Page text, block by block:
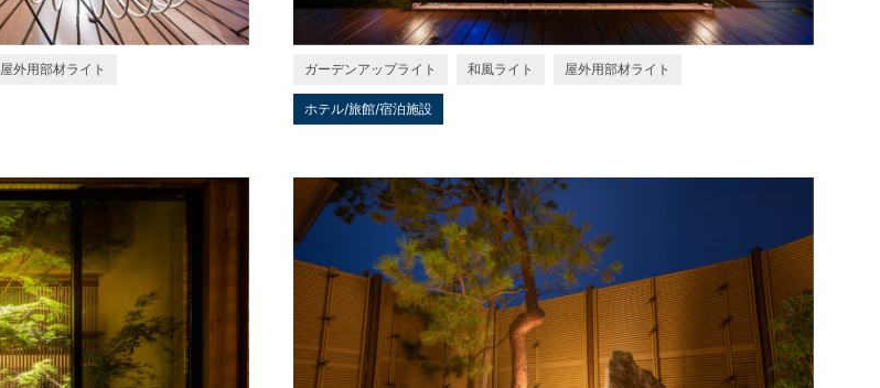
屋外用部材ライト ガーデンアップライト 和風ライト 屋外用部材ライト
ホテル/旅館/宿泊施設